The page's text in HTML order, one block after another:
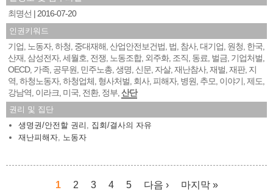
최명선
2016-07-20
인권키워드
기업 노동자, 하청 중대재해 산업안전보건법 법 참사, 대기업 원청 한국
산재 삼성전자, 세월호 전쟁 노동조합, 외주화, 조직 동료 벌금 기업처벌
OECD, 가족 공무원 민주노총 생명 신문 자살, 재난참사, 재벌 재판, 지
역 하청노동자, 하청업체 형사처벌 회사, 피해자, 병원 추모 이야기 제도
강남역 이라크 미국 전환, 정부 산단
권리 및 집단
생명권/안전할 권리
집회/결사의 자유
재난피해자
노동자
1 2 3 4 5 다음 › 마지막 »